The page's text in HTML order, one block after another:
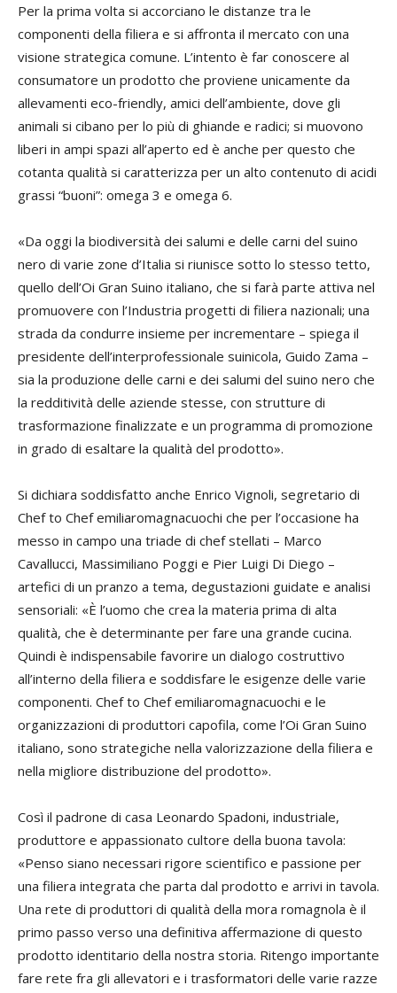
Per la prima volta si accorciano le distanze tra le
componenti della filiera e si affronta il mercato con una
visione strategica comune. L’intento è far conoscere al
consumatore un prodotto che proviene unicamente da
allevamenti eco-friendly, amici dell’ambiente, dove gli
animali si cibano per lo più di ghiande e radici; si muovono
liberi in ampi spazi all’aperto ed è anche per questo che
cotanta qualità si caratterizza per un alto contenuto di acidi
grassi “buoni”: omega 3 e omega 6.
«Da oggi la biodiversità dei salumi e delle carni del suino
nero di varie zone d’Italia si riunisce sotto lo stesso tetto,
quello dell’Oi Gran Suino italiano, che si farà parte attiva nel
promuovere con l’Industria progetti di filiera nazionali; una
strada da condurre insieme per incrementare – spiega il
presidente dell’interprofessionale suinicola, Guido Zama –
sia la produzione delle carni e dei salumi del suino nero che
la redditività delle aziende stesse, con strutture di
trasformazione finalizzate e un programma di promozione
in grado di esaltare la qualità del prodotto».
Si dichiara soddisfatto anche Enrico Vignoli, segretario di
Chef to Chef emiliaromagnacuochi che per l’occasione ha
messo in campo una triade di chef stellati – Marco
Cavallucci, Massimiliano Poggi e Pier Luigi Di Diego –
artefici di un pranzo a tema, degustazioni guidate e analisi
sensoriali: «È l’uomo che crea la materia prima di alta
qualità, che è determinante per fare una grande cucina.
Quindi è indispensabile favorire un dialogo costruttivo
all’interno della filiera e soddisfare le esigenze delle varie
componenti. Chef to Chef emiliaromagnacuochi e le
organizzazioni di produttori capofila, come l’Oi Gran Suino
italiano, sono strategiche nella valorizzazione della filiera e
nella migliore distribuzione del prodotto».
Così il padrone di casa Leonardo Spadoni, industriale,
produttore e appassionato cultore della buona tavola:
«Penso siano necessari rigore scientifico e passione per
una filiera integrata che parta dal prodotto e arrivi in tavola.
Una rete di produttori di qualità della mora romagnola è il
primo passo verso una definitiva affermazione di questo
prodotto identitario della nostra storia. Ritengo importante
fare rete fra gli allevatori e i trasformatori delle varie razze